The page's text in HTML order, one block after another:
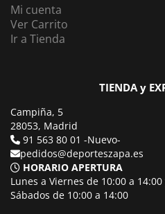
Mi cuenta
Ver Carrito
Ir a Tienda
TIENDA y
Campiña, 5
28053, Madrid
91 563 80 01 -Nuevo-
pedidos@deporteszapa.es
HORARIO APERTURA
Lunes a Viernes de 10:00 a
Sábados de 10:00 a 14:00